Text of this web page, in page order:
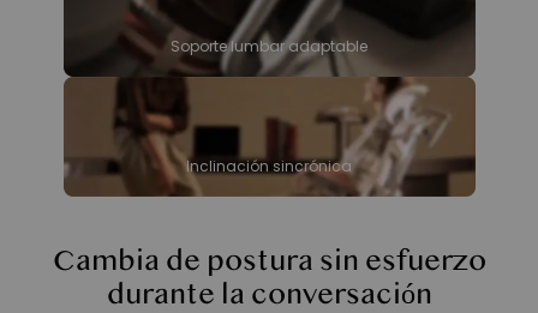
Soporte lumbar adaptable
Inclinación sincrónica
Cambia de postura sin esfuerzo
durante la conversación